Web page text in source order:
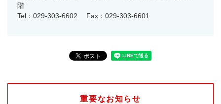
階
Tel：029-303-6602
Fax：029-303-6601
重要なお知らせ